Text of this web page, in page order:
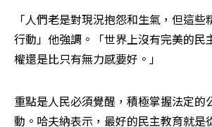
「人們老是對現況抱怨和生氣，但這
行動」他強調。「世界上沒有完美的民
權還是比只有無力感要好。」
重點是人民必須覺醒，積極掌握法定的
動。哈夫納表示，最好的民主教育就是